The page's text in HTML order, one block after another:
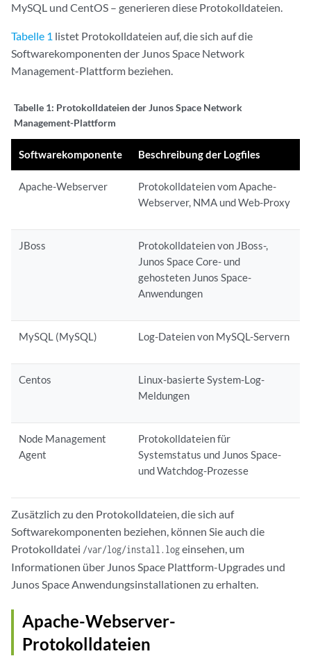
MySQL und CentOS – generieren diese Protokolldateien.
Tabelle 1 listet Protokolldateien auf, die sich auf die
Softwarekomponenten der Junos Space Network
Management-Plattform beziehen.
Tabelle 1: Protokolldateien der Junos Space Network
Management-Plattform
Softwarekomponente Beschreibung der Logfiles
Apache-Webserver
Protokolldateien vom Apache-
Webserver, NMA und Web-Proxy
JBoss
Protokolldateien von JBoss-,
Junos Space Core- und
gehosteten Junos Space-
Anwendungen
MySQL (MySQL) Log-Dateien von MySQL-Servern
Centos
Linux-basierte System-Log-
Meldungen
Node Management
Agent
Protokolldateien für
Systemstatus und Junos Space-
und Watchdog-Prozesse
Zusätzlich zu den Protokolldateien, die sich auf
Softwarekomponenten beziehen, können Sie auch die
Protokolldatei /var/log/install.logeinsehen, um
Informationen über Junos Space Plattform-Upgrades und
Junos Space Anwendungsinstallationen zu erhalten.
Apache-Webserver-
Protokolldateien